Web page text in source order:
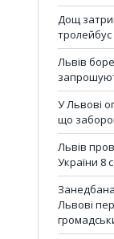
Дощ
Львів
У Львові
що
Львів
України 8
Львові